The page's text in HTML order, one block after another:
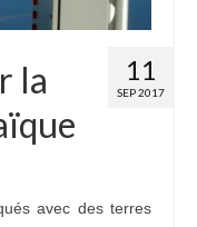
11
SEP 2017
la
avec des terres